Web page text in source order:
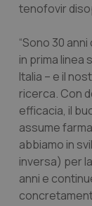
tenofovir
“Sono 30
in prima linea
Italia – e il
ricerca. Con
efficacia, il
assume
abbiamo in
inversa) per
anni e